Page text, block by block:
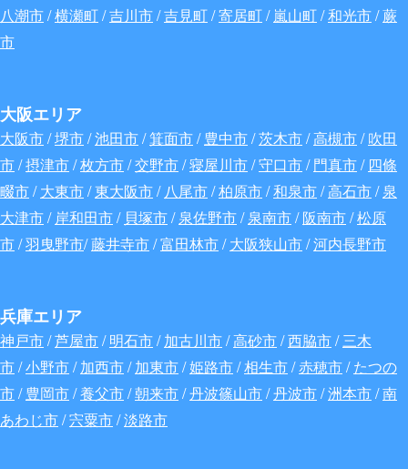
八潮市/横瀬町/吉川市/吉見町/寄居町/嵐山町/和光市/蕨
市
大阪エリア
大阪市/堺市/池田市/箕面市/豊中市/茨木市/高槻市/吹田
市/摂津市/枚方市/交野市/寝屋川市/守口市/門真市/ 四條
畷市/大東市/東大阪市/ 八尾市/柏原市/和泉市/高石市/泉
大津市/ 岸和田市/ 貝塚市/泉佐野市/泉南市/阪南市/松原
市/羽曳野市/藤井寺市/富田林市/大阪狭山市/河内長野市
兵庫エリア
神戸市/芦屋市/明石市/加古川市/高砂市/西脇市/三木
市/小野市/加西市/加東市/姫路市/相生市/赤穂市/たつの
市/豊岡市/養父市/朝来市/丹波篠山市/丹波市/洲本市/南
あわじ市/宍粟市/淡路市